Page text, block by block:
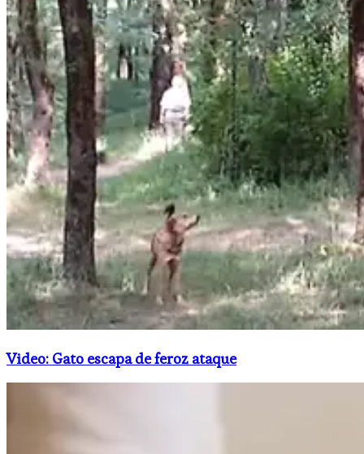
Video: Gato escapa de feroz ataque